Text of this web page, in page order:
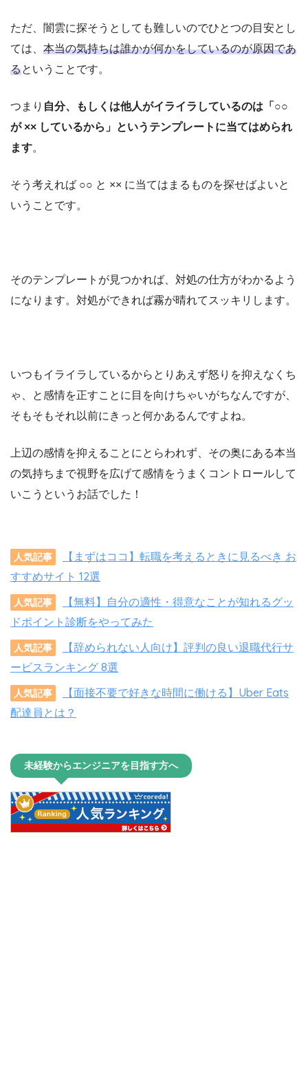
ただ、闇雲に探そうとしても難しいのでひとつの目安とし
ては、 本当の気持ちは誰かが何かをしているのが原因であ
るということです。
つまり 自分、もしくは他人がイライラしているのは「○○
が ×× しているから」というテンプレートに当てはめられ
ます。
そう考えれば ○○ と ×× に当てはまるものを探せばよいと
いうことです。
そのテンプレートが見つかれば、対処の仕方がわかるよう
になります。対処ができれば霧が晴れてスッキリします。
いつもイライラしているからとりあえず怒りを抑えなくち
ゃ、と感情を正すことに目を向けちゃいがちなんですが、
そもそもそれ以前にきっと何かあるんですよね。
上辺の感情を抑えることにとらわれず、その奥にある本当
の気持ちまで視野を広げて感情をうまくコントロールして
いこうというお話でした！
人気記事
【まずはココ】転職を考えるときに見るべき お
すすめサイト 12選
人気記事
【無料】自分の適性・得意なことが知れるグッ
ドポイント診断をやってみた
人気記事
【辞められない人向け】評判の良い退職代行サ
ービスランキング 8選
人気記事
【面接不要で好きな時間に働ける】Uber Eats
配達員とは？
未経験からエンジニアを目指す方へ